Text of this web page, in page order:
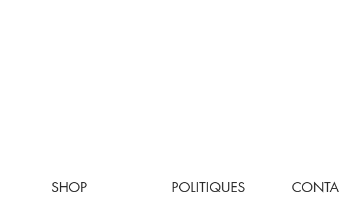
SHOP POLITIQUES